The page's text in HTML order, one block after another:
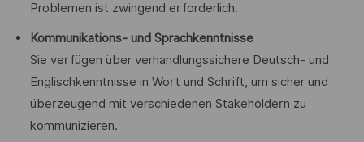
Problemen ist zwingend erforderlich.
Kommunikations- und Sprachkenntnisse
Sie verfügen über verhandlungssichere Deutsch- und
Englischkenntnisse in Wort und Schrift, um sicher und
überzeugend mit verschiedenen Stakeholdern zu
kommunizieren.